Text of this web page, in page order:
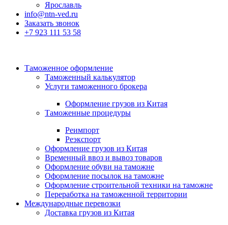
Ярославль
info@ntn-ved.ru
Заказать звонок
+7 923 111 53 58
Таможенное оформление
Таможенный калькулятор
Услуги таможенного брокера
Оформление грузов из Китая
Таможенные процедуры
Реимпорт
Реэкспорт
Оформление грузов из Китая
Временный ввоз и вывоз товаров
Оформление обуви на таможне
Оформление посылок на таможне
Оформление строительной техники на таможне
Переработка на таможенной территории
Международные перевозки
Доставка грузов из Китая